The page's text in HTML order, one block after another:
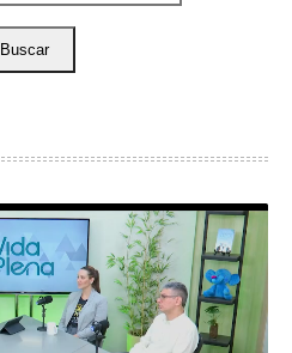
Buscar